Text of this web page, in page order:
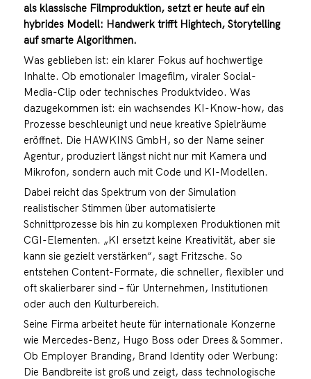
als klassische Filmproduktion, setzt er heute auf ein
hybrides Modell: Handwerk trifft Hightech, Storytelling
auf smarte Algorithmen.
Was geblieben ist: ein klarer Fokus auf hochwertige
Inhalte. Ob emotionaler Imagefilm, viraler Social-
Media-Clip oder technisches Produktvideo. Was
dazugekommen ist: ein wachsendes KI-Know-how, das
Prozesse beschleunigt und neue kreative Spielräume
eröffnet. Die HAWKINS GmbH, so der Name seiner
Agentur, produziert längst nicht nur mit Kamera und
Mikrofon, sondern auch mit Code und KI-Modellen.
Dabei reicht das Spektrum von der Simulation
realistischer Stimmen über automatisierte
Schnittprozesse bis hin zu komplexen Produktionen mit
CGI-Elementen. „KI ersetzt keine Kreativität, aber sie
kann sie gezielt verstärken“, sagt Fritzsche. So
entstehen Content-Formate, die schneller, flexibler und
oft skalierbarer sind – für Unternehmen, Institutionen
oder auch den Kulturbereich.
Seine Firma arbeitet heute für internationale Konzerne
wie Mercedes-Benz, Hugo Boss oder Drees & Sommer.
Ob Employer Branding, Brand Identity oder Werbung:
Die Bandbreite ist groß und zeigt, dass technologische